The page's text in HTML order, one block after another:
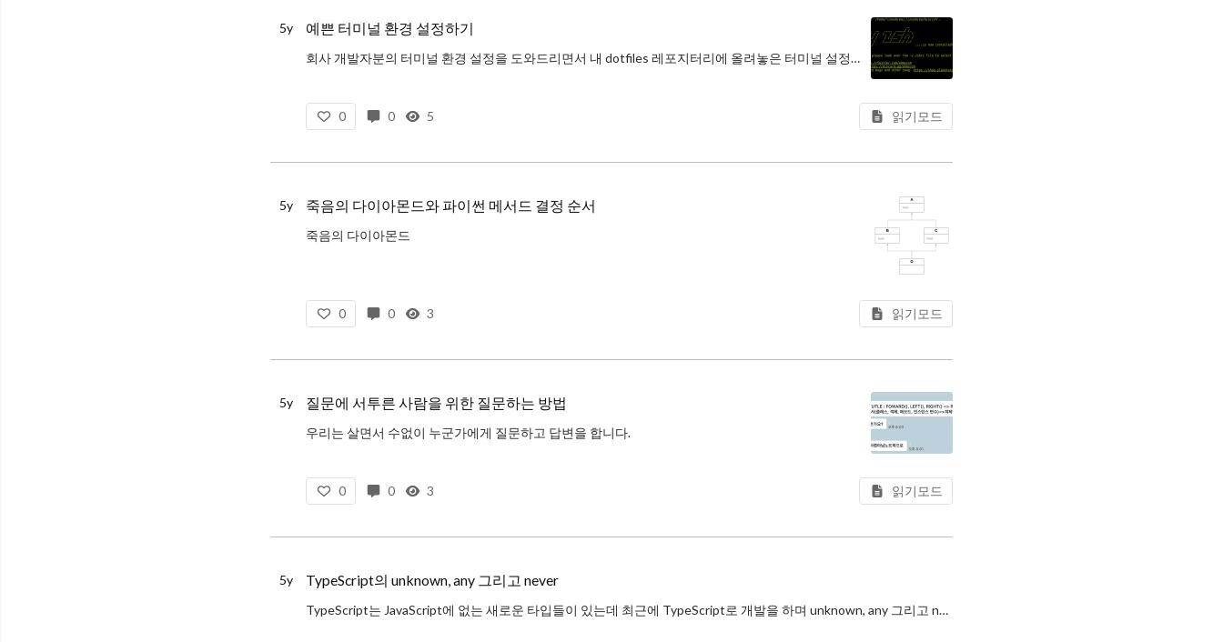
5y 예쁜 터미널 환경 설정하기
회사 개발자분의 터미널 환경 설정을 도와드리면서 내 dotfiles 레포지터리에 올려놓은 터미널 설정들을 공유드렸는데 이번 기회에 다른 사람들도 보고 따라 할 수 있도록 터미널 설정하는 과정을 글로 작성해본다.
0 0 5 읽기모드
5y 죽음의 다이아몬드와 파이썬 메서드 결정 순서
죽음의 다이아몬드
0 0 3 읽기모드
5y 질문에 서투른 사람을 위한 질문하는 방법
우리는 살면서 수없이 누군가에게 질문하고 답변을 합니다.
0 0 3 읽기모드
5y TypeScript의 unknown, any 그리고 never
TypeScript는 JavaScript에 없는 새로운 타입들이 있는데 최근에 TypeScript로 개발을 하며 unknown, any 그리고 never 세 가지 타입의 차이점을 제대로 이해하지 않고 있다는 생각이 들어 따로 정리